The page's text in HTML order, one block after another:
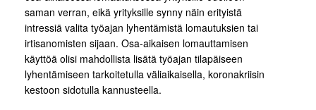
saman verran, eikä yrityksille synny näin erityistä
intressiä valita työajan lyhentämistä lomautuksien tai
irtisanomisten sijaan. Osa-aikaisen lomauttamisen
käyttöä olisi mahdollista lisätä työajan tilapäiseen
lyhentämiseen tarkoitetulla väliaikaisella, koronakriisin
kestoon sidotulla kannusteella.